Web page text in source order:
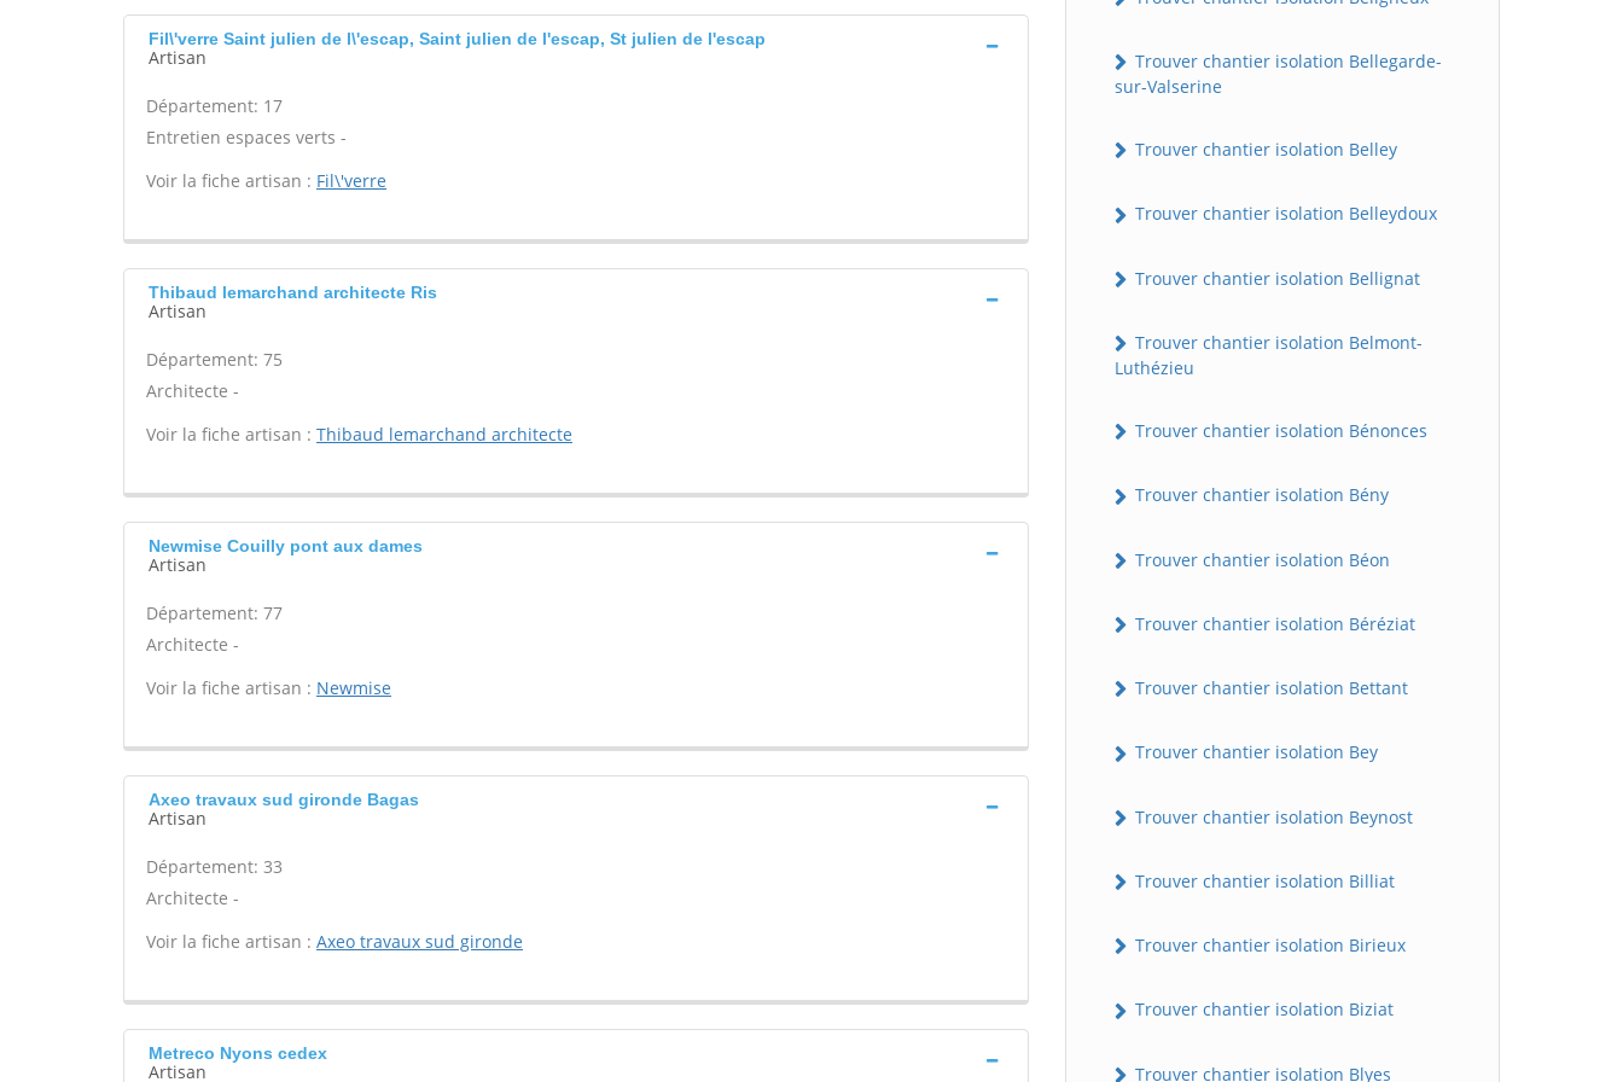
Fil\'verre Saint julien de l\'escap, Saint julien de l'escap, St julien de l'escap
Artisan
Département: 17
Entretien espaces verts -
Voir la fiche artisan : Fil\'verre
Thibaud lemarchand architecte Ris
Artisan
Département: 75
Architecte -
Voir la fiche artisan : Thibaud lemarchand architecte
Newmise Couilly pont aux dames
Artisan
Département: 77
Architecte -
Voir la fiche artisan : Newmise
Axeo travaux sud gironde Bagas
Artisan
Département: 33
Architecte -
Voir la fiche artisan : Axeo travaux sud gironde
Metreco Nyons cedex
Artisan
Trouver chantier isolation Bellegarde-
sur-Valserine
Trouver chantier isolation Belley
Trouver chantier isolation Belleydoux
Trouver chantier isolation Bellignat
Trouver chantier isolation Belmont-
Luthézieu
Trouver chantier isolation Bénonces
Trouver chantier isolation Bény
Trouver chantier isolation Béon
Trouver chantier isolation Béréziat
Trouver chantier isolation Bettant
Trouver chantier isolation Bey
Trouver chantier isolation Beynost
Trouver chantier isolation Billiat
Trouver chantier isolation Birieux
Trouver chantier isolation Biziat
Trouver chantier isolation Blyes